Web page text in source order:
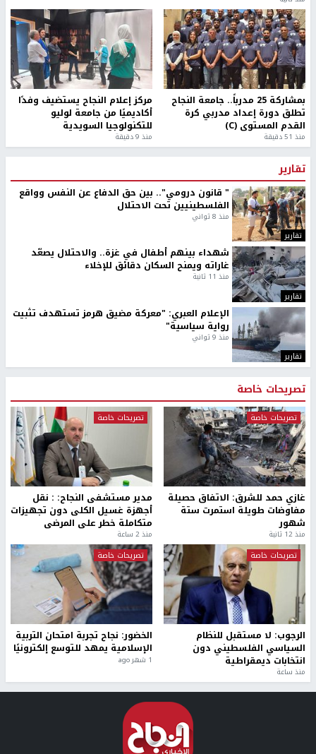
بمشاركة 25 مدرباً.. جامعة النجاح
تطلق دورة إعداد مدربي كرة
القدم المستوى (C)
منذ 51 دقيقة
مركز إعلام النجاح يستضيف وفدًا
أكاديميًا من جامعة لوليو
للتكنولوجيا السويدية
منذ 9 دقيقة
تقارير
تقارير
" قانون درومي".. بين حق الدفاع عن النفس وواقع
الفلسطينيين تحت الاحتلال
منذ 8 ثواني
تقارير
شهداء بينهم أطفال في غزة.. والاحتلال يصعّد
غاراته ويمنح السكان دقائق للإخلاء
منذ 11 ثانية
تقارير
الإعلام العبري: "معركة مضيق هرمز تستهدف تثبيت
رواية سياسية"
منذ 9 ثواني
تصريحات خاصة
تصريحات خاصة
غازي حمد للشرق: الاتفاق حصيلة
مفاوضات طويلة استمرت ستة
شهور
منذ 12 ثانية
تصريحات خاصة
مدير مستشفى النجاح: : نقل
أجهزة غسيل الكلى دون تجهيزات
متكاملة خطر على المرضى
منذ 2 ساعة
تصريحات خاصة
الرجوب: لا مستقبل للنظام
السياسي الفلسطيني دون
انتخابات ديمقراطية
منذ ساعة
تصريحات خاصة
الخضور: نجاح تجربة امتحان التربية
الإسلامية يمهد للتوسع إلكترونيًا
1 شهر ago